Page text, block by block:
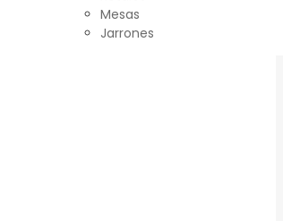
Mesas
Jarrones